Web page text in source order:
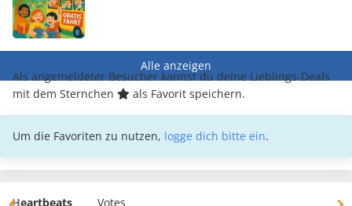
Alle anzeigen
Als angemeldeter Besucher kannst du deine Lieblings-Deals
mit dem Sternchen
als Favorit speichern.
Um die Favoriten zu nutzen, logge dich bitte ein.
Heartbeats Votes